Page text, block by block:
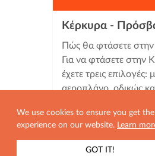
We use cookies to ensure you get
experience on our website. Learn
GOT IT!
Κέρκυρα -
Πώς θα φτάσετε
Για να φτάσετε στην
έχετε τρεις επιλογές:
αεροπλάνο, οδικώς